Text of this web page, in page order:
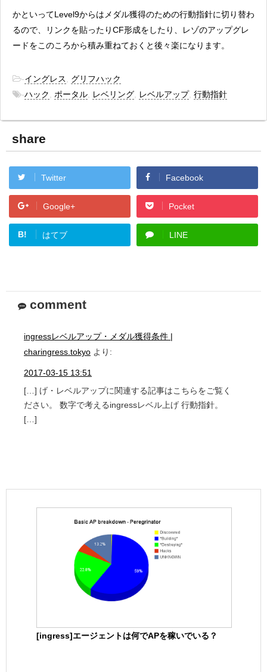
かといってLevel9からはメダル獲得のための行動指針に切り替わ
るので、リンクを貼ったりCF形成をしたり、レゾのアップグレ
ードをこのころから積み重ねておくと後々楽になります。
-イングレス
グリフハック
-ハック ポータル レベリング レベルアップ, 行動指針
share
Twitter Facebook
Google+ Pocket
B! はてブ LINE
comment
ingressレベルアップ・メダル獲得条件 |
charingress.tokyo より:
2017-03-15 13:51
[…] げ・レベルアップに関連する記事はこちらをご覧く
ださい。 数字で考えるingressレベル上げ 行動指針。
[…]
[ingress]エージェントは何でAPを稼いでいる？